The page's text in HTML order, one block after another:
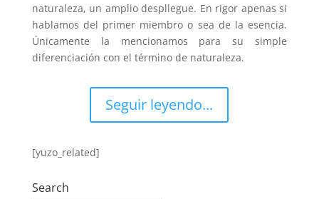
naturaleza, un amplio despllegue. En rigor apenas si
hablamos del primer miembro o sea de la esencia.
Únicamente la mencionamos para su simple
diferenciación con el término de naturaleza.
Seguir leyendo...
[yuzo_related]
Search